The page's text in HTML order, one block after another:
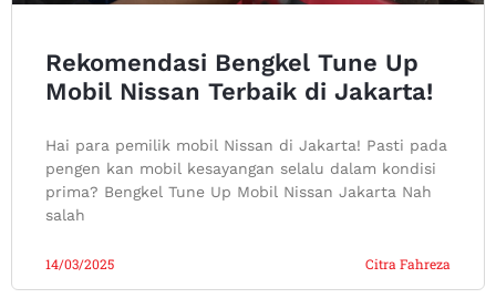
Rekomendasi Bengkel Tune Up
Mobil Nissan Terbaik di Jakarta!
Hai para pemilik mobil Nissan di Jakarta! Pasti pada
pengen kan mobil kesayangan selalu dalam kondisi
prima? Bengkel Tune Up Mobil Nissan Jakarta Nah
salah
Citra Fahreza
14/03/2025